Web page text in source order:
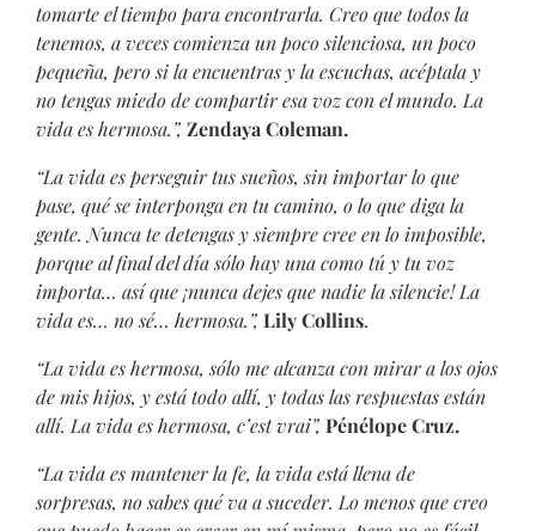
tomarte el tiempo para encontrarla. Creo que todos la
tenemos, a veces comienza un poco silenciosa, un poco
pequeña, pero si la encuentras y la escuchas, acéptala y
no tengas miedo de compartir esa voz con el mundo. La
vida es hermosa.”, Zendaya Coleman.
“La vida es perseguir tus sueños, sin importar lo que
pase, qué se interponga en tu camino, o lo que diga la
gente. Nunca te detengas y siempre cree en lo imposible,
porque al final del día sólo hay una como tú y tu voz
importa… así que ¡nunca dejes que nadie la silencie! La
vida es… no sé… hermosa.”, Lily Collins.
“La vida es hermosa, sólo me alcanza con mirar a los ojos
de mis hijos, y está todo allí, y todas las respuestas están
allí. La vida es hermosa, c’est vrai”, Pénélope Cruz.
“La vida es mantener la fe, la vida está llena de
sorpresas, no sabes qué va a suceder. Lo menos que creo